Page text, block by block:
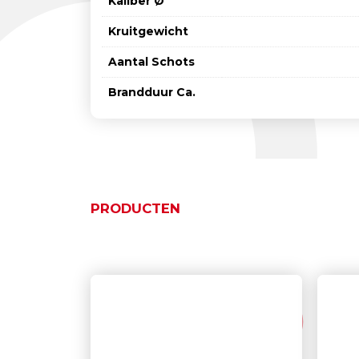
Kruitgewicht
Aantal Schots
Brandduur Ca.
PRODUCTEN